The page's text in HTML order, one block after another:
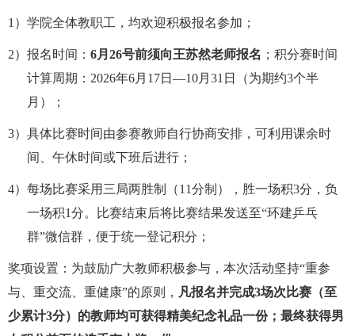
1） 学院全体教职工，均欢迎积极报名参加；
2） 报名时间： 6月 26号前须向王苏然老师报名 ；积分赛时间
计算周期： 2026年6月 17日 —10月 31 日（为期约3个半
月）；
3） 具体比赛时间由参赛教师自行协商安排，可利用课余时
间、午休时间或下班后进行；
4） 每场比赛采用三局两胜制（11分制），胜一场积3分，负
一场积1分。比赛结束后将比赛结果发送至“环建乒乓
群”微信群，便于统一登记积分；
奖项设置：为鼓励广大教师积极参与，本次活动坚持“重参
与、重交流、重健康”的原则， 凡报名并完成3场次比赛（至
少累计3分）的教师均可获得精美纪念礼品一份；最终获得男